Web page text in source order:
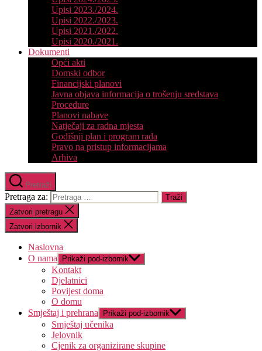
Upisi 2023./2024.
Upisi 2022./2023.
Upisi 2021./2022.
Upisi 2020./2021.
Dokumenti
Opći akti
Domski odbor
Financijski planovi
Javna objava informacija o trošenju sredstava
Procedure
Planovi nabave
Natječaji za radna mjesta
Godišnji plan i program rada
Pravo na pristup informacijama
Arhiva
Pretraži
Pretraga za:
Zatvori pretragu
Zatvori izbornik
Naslovna
O nama
Prikaži pod-izbornik
Kontakt
Djelatnici
Povijest doma
O domu
Smještaj i prehrana
Prikaži pod-izbornik
Smještaj učenika
Jelovnik
Cjenik za organizirane skupine